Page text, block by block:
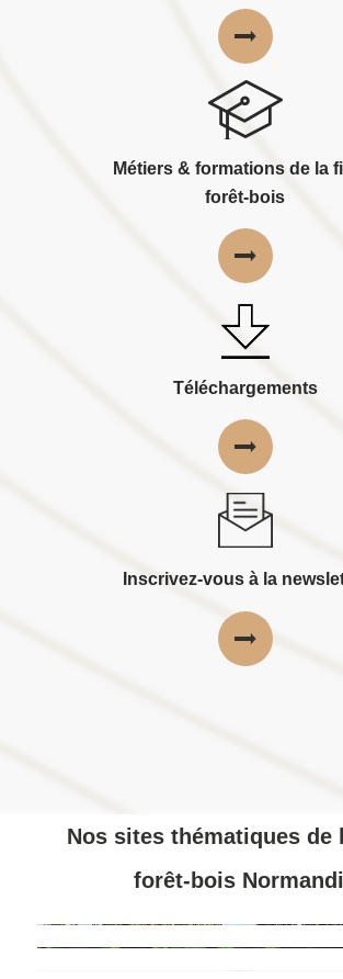
Métiers & formations de la
forêt-bois
Téléchargements
Inscrivez-vous à la
Nos sites thématiques de
forêt-bois